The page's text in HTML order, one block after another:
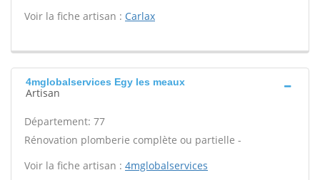
Voir la fiche artisan : Carlax
4mglobalservices Egy les meaux
Artisan
Département: 77
Rénovation plomberie complète ou partielle -
Voir la fiche artisan : 4mglobalservices